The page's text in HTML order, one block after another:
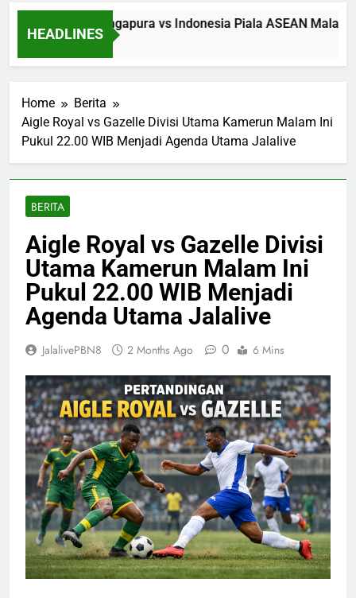
HEADLINES
Streaming Singapura vs Indonesia Piala ASEAN Malam
Home
Berita
Aigle Royal vs Gazelle Divisi Utama Kamerun Malam Ini
Pukul 22.00 WIB Menjadi Agenda Utama Jalalive
BERITA
Aigle Royal vs Gazelle Divisi
Utama Kamerun Malam Ini
Pukul 22.00 WIB Menjadi
Agenda Utama Jalalive
JalalivePBN8 2 Months Ago 0 6 Mins